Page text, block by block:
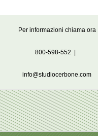
Per informazioni chiama ora
800-598-552
info@studiocerbone.com